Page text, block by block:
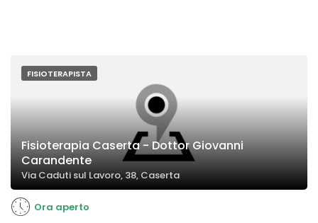
FISIOTERAPISTA
Fisioterapia Caserta - Dottor Giovanni
Carandente
Via Caduti sul Lavoro, 38, Caserta
Ora aperto